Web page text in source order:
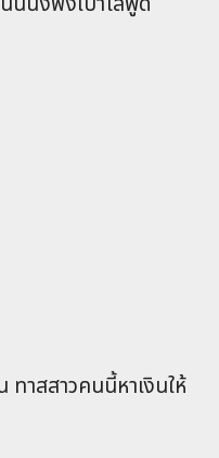
าสสาวคนนี้หาเงินให้